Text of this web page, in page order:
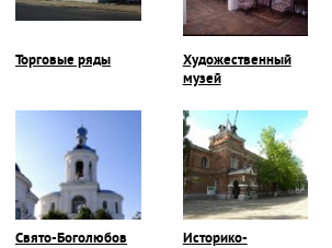
Торговые ряды
Художественный
музей
Свято-Боголюбов Историко-